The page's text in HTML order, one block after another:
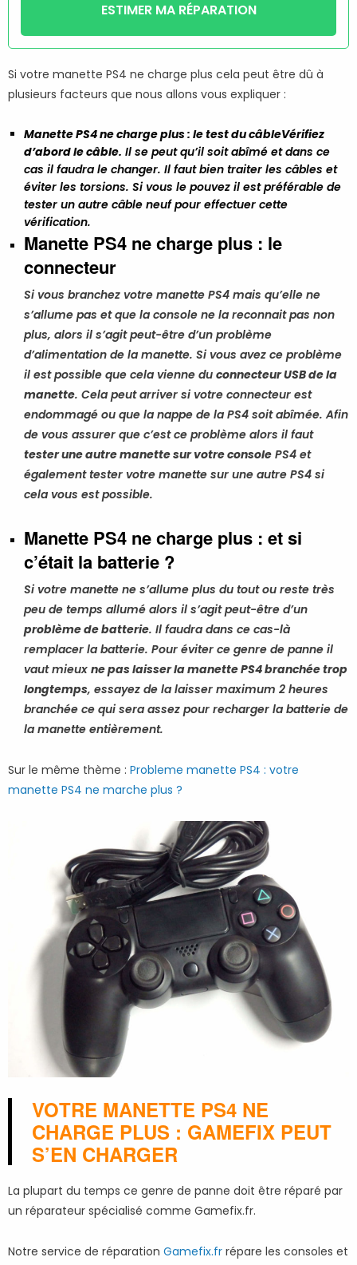
ESTIMER MA RÉPARATION
Si votre manette PS4 ne charge plus cela peut être dû à
plusieurs facteurs que nous allons vous expliquer :
Manette PS4 ne charge plus : le test du câbleVérifiez
d’abord le câble. Il se peut qu’il soit abîmé et dans ce
cas il faudra le changer. Il faut bien traiter les câbles et
éviter les torsions. Si vous le pouvez il est préférable de
tester un autre câble neuf pour effectuer cette
vérification.
Manette PS4 ne charge plus : le
connecteur
Si vous branchez votre manette PS4 mais qu’elle ne
s’allume pas et que la console ne la reconnait pas non
plus, alors il s’agit peut-être d’un problème
d’alimentation de la manette. Si vous avez ce problème
il est possible que cela vienne du connecteur USB de la
manette. Cela peut arriver si votre connecteur est
endommagé ou que la nappe de la PS4 soit abîmée. Afin
de vous assurer que c’est ce problème alors il faut
tester une autre manette sur votre console PS4 et
également tester votre manette sur une autre PS4 si
cela vous est possible.
Manette PS4 ne charge plus : et si
c’était la batterie ?
Si votre manette ne s’allume plus du tout ou reste très
peu de temps allumé alors il s’agit peut-être d’un
problème de batterie. Il faudra dans ce cas-là
remplacer la batterie. Pour éviter ce genre de panne il
vaut mieux ne pas laisser la manette PS4 branchée trop
longtemps, essayez de la laisser maximum 2 heures
branchée ce qui sera assez pour recharger la batterie de
la manette entièrement.
Sur le même thème : Probleme manette PS4 : votre
manette PS4 ne marche plus ?
VOTRE MANETTE PS4 NE
CHARGE PLUS : GAMEFIX PEUT
S’EN CHARGER
La plupart du temps ce genre de panne doit être réparé par
un réparateur spécialisé comme Gamefix.fr.
Notre service de réparation Gamefix.fr répare les consoles et